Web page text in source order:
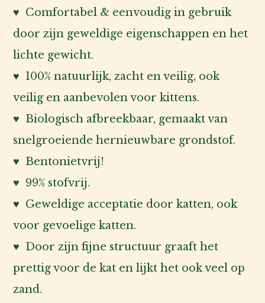
♥ Comfortabel & eenvoudig in gebruik
door zijn geweldige eigenschappen en het
lichte gewicht.
♥ 100% natuurlijk, zacht en veilig, ook
veilig en aanbevolen voor kittens.
♥ Biologisch afbreekbaar, gemaakt van
snelgroeiende hernieuwbare grondstof.
♥ Bentonietvrij!
♥ 99% stofvrij.
♥ Geweldige acceptatie door katten, ook
voor gevoelige katten.
♥ Door zijn fijne structuur graaft het
prettig voor de kat en lijkt het ook veel op
zand.